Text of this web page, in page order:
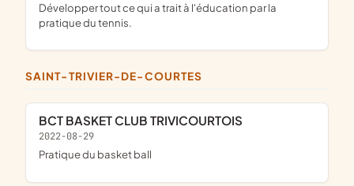
développer tout ce qui a trait à l'éducation par la
pratique du tennis.
SAINT-TRIVIER-DE-COURTES
BCT BASKET CLUB TRIVICOURTOIS
2022-08-29
pratique du basket ball